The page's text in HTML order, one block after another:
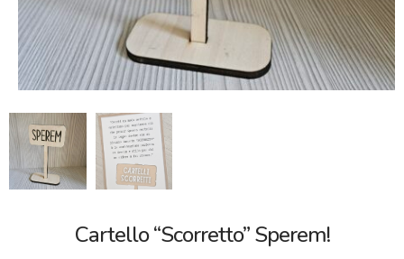
Cartello “Scorretto” Sperem!